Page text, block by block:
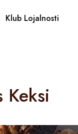
Klub Lojalnosti
Keksi